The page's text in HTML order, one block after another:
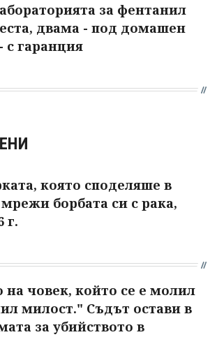
за фентанил
двама - под домашен
с гаранция
която споделяше в
борбата си с рака,
г.
на човек, който се е молил
милост." Съдът остави в
за убийството в